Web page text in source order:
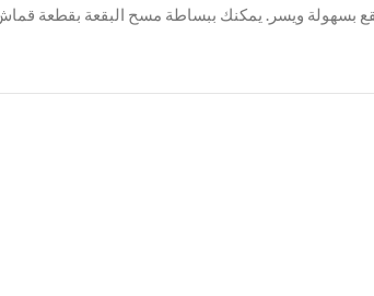
بسهولة ويسر. يمكنك ببساطة مسح البقعة بقطعة